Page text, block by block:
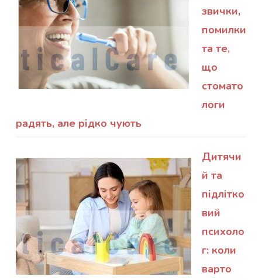
звички,
помилки
та те,
що
стомато
логи
радять, але рідко чують
Дитячи
й та
підлітко
вий
психоло
г: коли
варто